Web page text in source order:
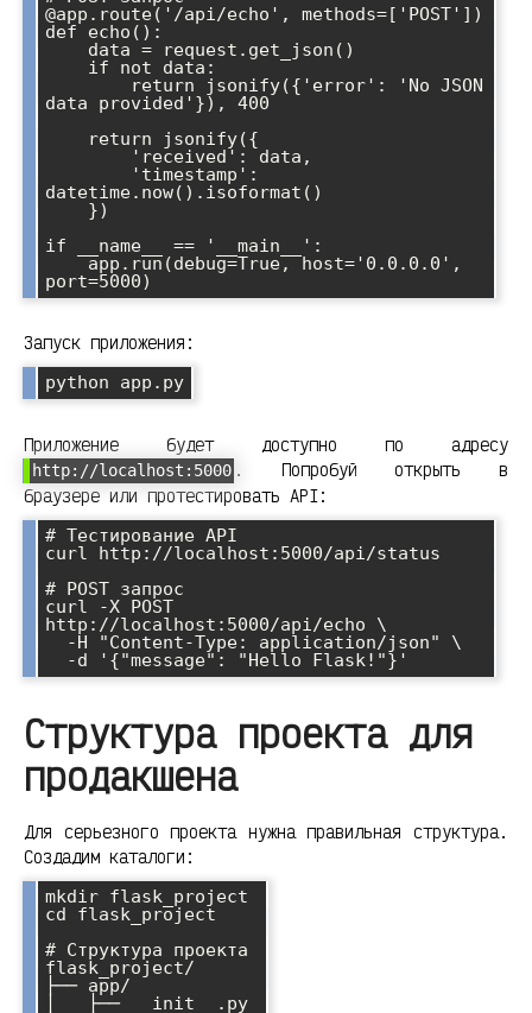
@app.route('/api/echo', methods=['POST'])
def echo():
data provided'}), 400
datetime.now().isoformat()
if __name__ == '__main__':
    app.run(debug=True, host='0.0.0.0',
Запуск приложения:
Приложение будет доступно по адресу
http://localhost:5000 . Попробуй открыть в
браузере или протестировать API:
# Тестирование API
curl http://localhost:5000/api/status
# POST запрос
curl -X POST
http://localhost:5000/api/echo \
Структура проекта для
продакшена
Для серьезного проекта нужна правильная структура.
Создадим каталоги:
mkdir flask_project
cd flask_project
# Структура проекта
flask_project/
├── app/
│   ├── __init__.py